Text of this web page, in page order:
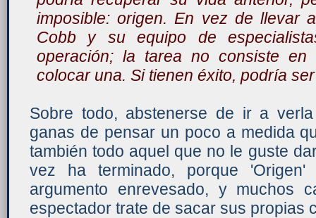
imposible: origen. En vez de llevar
Cobb y su equipo de
operación; la tarea no consiste
colocar una. Si tienen éxito, podría
Sobre todo, abstenerse de ir a
ganas de pensar un poco a medida
también todo aquel que no le guste
vez ha terminado, porque
argumento enrevesado, y muchos
espectador trate de sacar sus propias